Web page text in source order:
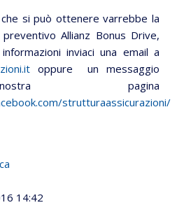
si può ottenere varrebbe la
Allianz Bonus Drive,
inviaci una email a
oppure un messaggio
pagina
strutturaassicurazioni/
14:42